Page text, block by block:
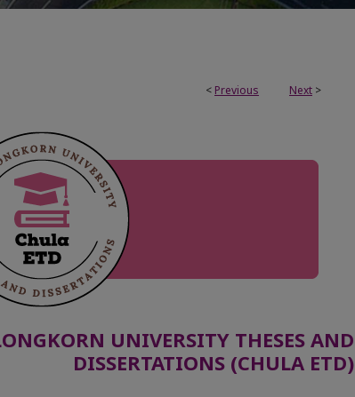
< Previous Next >
UNIVERSITY THESES AND
DISSERTATIONS (CHULA ETD)